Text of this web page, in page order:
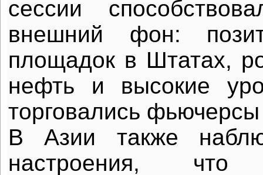
сессии
внешний фон:
площадок в Штатах,
нефть и высокие
торговались
В Азии также
настроения, что